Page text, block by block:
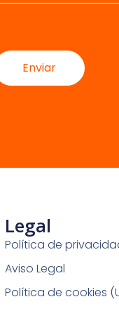
Enviar
Legal
Política de
Aviso Legal
Política de cookies